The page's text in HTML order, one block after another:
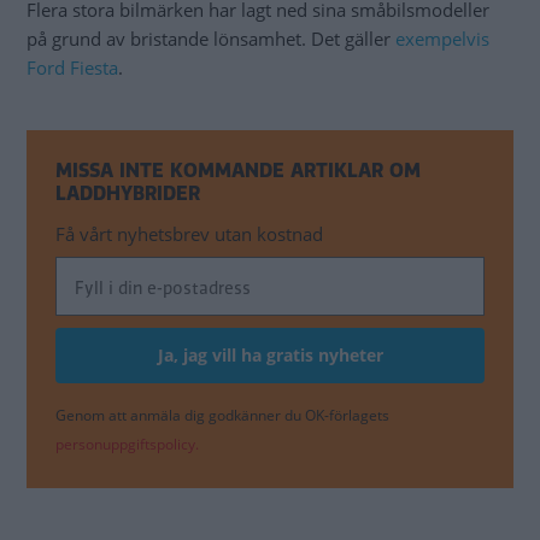
Flera stora bilmärken har lagt ned sina småbilsmodeller
på grund av bristande lönsamhet. Det gäller exempelvis
Ford Fiesta.
MISSA INTE KOMMANDE ARTIKLAR OM
LADDHYBRIDER
Få vårt nyhetsbrev utan kostnad
Genom att anmäla dig godkänner du OK-förlagets
personuppgiftspolicy.